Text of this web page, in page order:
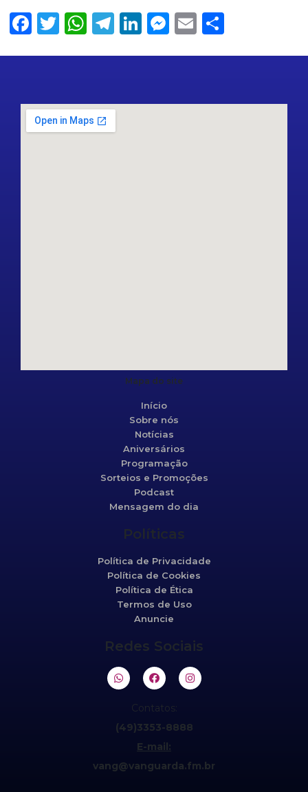
Facebook
Twitter
WhatsApp
Telegram
LinkedIn
Messenger
Email
Mapa do site
Início
Sobre nós
Notícias
Aniversários
Programação
Sorteios e Promoções
Podcast
Mensagem do dia
Políticas
Política de Privacidade
Política de Cookies
Política de Ética
Termos de Uso
Anuncie
Redes Sociais
Contatos:
(49)3353-8888
E-mail:
vang@vanguarda.fm.br